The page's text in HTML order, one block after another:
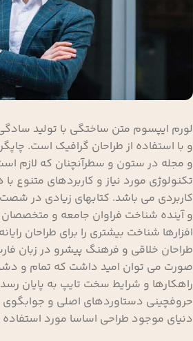
لورم ایپسوم متن ساختگی با تولید
و با استفاده از طراحان گرافیک است.
و مجله در ستون و سطرآنچنان که لازم
تکنولوژی مورد نیاز و کاربردهای متنوع
کاربردی می باشد. کتابهای زیادی در
و آینده شناخت فراوان جامعه و متخصصان
افزارها شناخت بیشتری را برای طراحان
طراحان خلاقی و فرهنگ پیشرو در زبان
صورت می توان امید داشت که تمام و
راهکارها و شرایط سخت تایپ به پایان
حروفچینی دستاوردهای اصلی و
دنیای موجود طراحی اساسا مورد استفاده